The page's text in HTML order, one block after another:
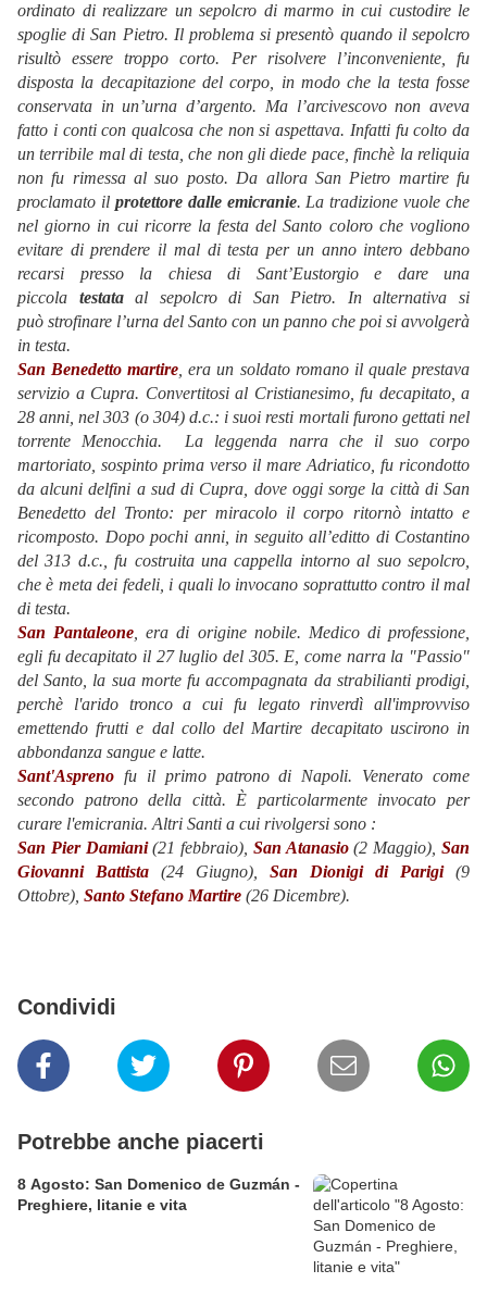
ordinato di realizzare un sepolcro di marmo in cui custodire le
spoglie di San Pietro. Il problema si presentò quando il sepolcro
risultò essere troppo corto. Per risolvere l’inconveniente, fu
disposta la decapitazione del corpo, in modo che la testa fosse
conservata in un’urna d’argento. Ma l’arcivescovo non aveva
fatto i conti con qualcosa che non si aspettava. Infatti fu colto da
un terribile mal di testa, che non gli diede pace, finchè la reliquia
non fu rimessa al suo posto. Da allora San Pietro martire fu
proclamato il protettore dalle emicranie. La tradizione vuole che
nel giorno in cui ricorre la festa del Santo coloro che vogliono
evitare di prendere il mal di testa per un anno intero debbano
recarsi presso la chiesa di Sant’Eustorgio e dare una
piccola testataal sepolcro di San Pietro. In alternativa si
può strofinare l’urna del Santo con un panno che poi si avvolgerà
in testa.
San Benedetto martire , era un soldato romano il quale prestava
servizio a Cupra. Convertitosi al Cristianesimo, fu decapitato, a
28 anni, nel 303 (o 304) d.c.: i suoi resti mortali furono gettati nel
torrente Menocchia. La leggenda narra che il suo corpo
martoriato, sospinto prima verso il mare Adriatico, fu ricondotto
da alcuni delfini a sud di Cupra, dove oggi sorge la città di San
Benedetto del Tronto: per miracolo il corpo ritornò intatto e
ricomposto. Dopo pochi anni, in seguito all’editto di Costantino
del 313 d.c., fu costruita una cappella intorno al suo sepolcro,
che è meta dei fedeli, i quali lo invocano soprattutto contro il mal
di testa.
San Pantaleone , era di origine nobile. Medico di professione,
egli fu decapitato il 27 luglio del 305. E, come narra la "Passio"
del Santo, la sua morte fu accompagnata da strabilianti prodigi,
perchè l'arido tronco a cui fu legato rinverdì all'improvviso
emettendo frutti e dal collo del Martire decapitato uscirono in
abbondanza sangue e latte.
Sant'Aspreno fu il primo patrono di Napoli. Venerato come
secondo patrono della città. È particolarmente invocato per
curare l'emicrania. Altri Santi a cui rivolgersi sono :
San Pier Damiani(21 febbraio), San Atanasio(2 Maggio),San
Giovanni Battista (24 Giugno), San Dionigi di Parigi(9
Ottobre), Santo Stefano Martire (26 Dicembre).
Condividi
Potrebbe anche piacerti
8 Agosto: San Domenico de Guzmán -
Preghiere, litanie e vita